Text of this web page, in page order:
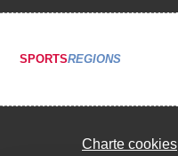
SPORTSREGIONS
Charte cookies